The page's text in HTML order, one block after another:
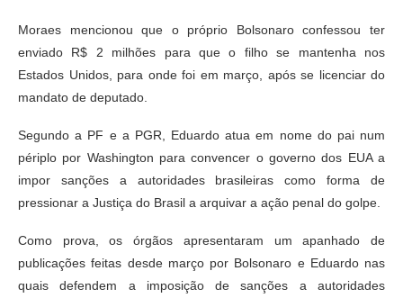
Moraes mencionou que o próprio Bolsonaro confessou ter
enviado R$ 2 milhões para que o filho se mantenha nos
Estados Unidos, para onde foi em março, após se licenciar do
mandato de deputado.
Segundo a PF e a PGR, Eduardo atua em nome do pai num
périplo por Washington para convencer o governo dos EUA a
impor sanções a autoridades brasileiras como forma de
pressionar a Justiça do Brasil a arquivar a ação penal do golpe.
Como prova, os órgãos apresentaram um apanhado de
publicações feitas desde março por Bolsonaro e Eduardo nas
quais defendem a imposição de sanções a autoridades